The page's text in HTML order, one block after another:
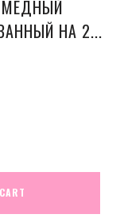
МЕДНЫЙ
НА 2...